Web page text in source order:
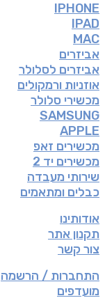
IPHONE
IPAD
MAC
אביזרים
אביזרים לסלולר
אוזניות ורמקולים
מכשירי סלולר
SAMSUNG
APPLE
מכשירים זאפ
מכשירים יד 2
שירותי מעבדה
כבלים ומתאמים
אודותינו
תקנון אתר
צור קשר
התחברות / הרשמה
מועדפים